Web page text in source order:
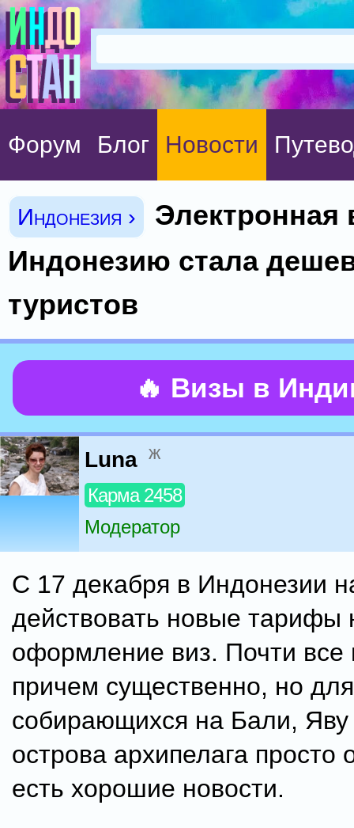
Форум Блог Новости
Индонезия ›
Электронная
Индонезию стала
туристов
🔥 Визы в
Luna ж
Карма 2458
Модератор
С 17 декабря в Индонезии
действовать новые тарифы
оформление виз. Почти все
причем существенно, но
собирающихся на Бали, Яву
острова архипелага просто
есть хорошие новости.